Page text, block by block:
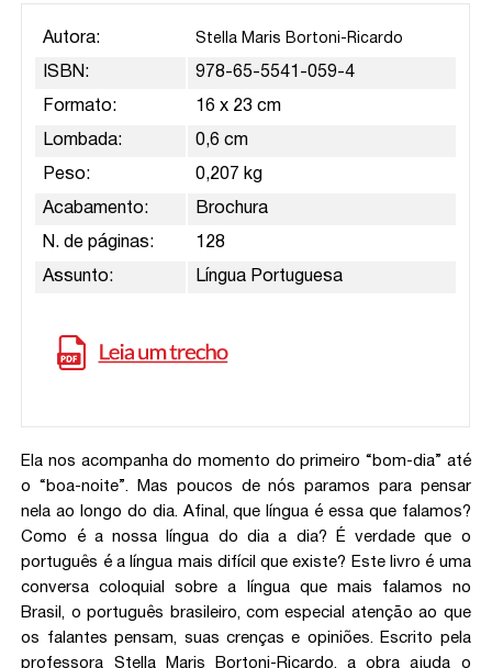
Autora: Stella Maris Bortoni-Ricardo
ISBN: 978-65-5541-059-4
Formato: 16 x 23 cm
Lombada: 0,6 cm
Peso: 0,207 kg
Acabamento: Brochura
N. de páginas: 128
Assunto: Língua Portuguesa
Ela nos acompanha do momento do primeiro “bom-dia” até
o “boa-noite”. Mas poucos de nós paramos para pensar
nela ao longo do dia. Afinal, que língua é essa que falamos?
Como é a nossa língua do dia a dia? É verdade que o
português é a língua mais difícil que existe? Este livro é uma
conversa coloquial sobre a língua que mais falamos no
Brasil, o português brasileiro, com especial atenção ao que
os falantes pensam, suas crenças e opiniões. Escrito pela
professora Stella Maris Bortoni-Ricardo, a obra ajuda o